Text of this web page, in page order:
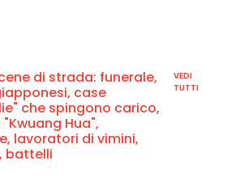
di strada: funerale,
case
che spingono carico,
Hua",
lavoratori di vimini,
battelli
VEDI
TUTTI